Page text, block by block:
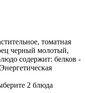
томатная
черный молотый,
содержит: белков -
2 блюда